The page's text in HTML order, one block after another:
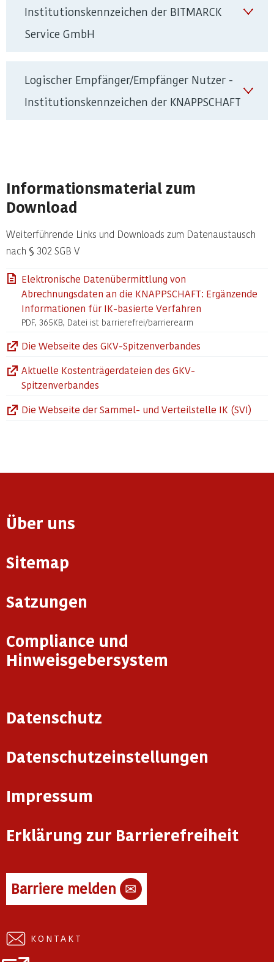
Institutionskennzeichen der BITMARCK
Service GmbH
Logischer Empfänger/Empfänger Nutzer -
Institutionskennzeichen der KNAPPSCHAFT
Informationsmaterial zum
Download
Weiterführende Links und Downloads zum Datenaustausch
nach § 302 SGB V
Elektronische Datenübermittlung von
Abrechnungsdaten an die KNAPPSCHAFT: Ergänzende
Informationen für IK-basierte Verfahren
PDF, 365KB, Datei ist barrierefrei/barrierearm
Die Webseite des GKV-Spitzenverbandes
Aktuelle Kostenträgerdateien des GKV-
Spitzenverbandes
Die Webseite der Sammel- und Verteilstelle IK (SVI)
Über uns
Sitemap
Satzungen
Compliance und
Hinweisgebersystem
Datenschutz
Datenschutzeinstellungen
Impressum
Erklärung zur Barrierefreiheit
Barriere melden ✉
KONTAKT